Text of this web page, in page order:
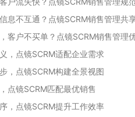
息不互通？点镜SCRM销售管理共
客户不买单？点镜SCRM销售管理
，点镜SCRM适配企业需求
，点镜SCRM构建全景视图
点镜SCRM匹配最优销售
，点镜SCRM提升工作效率